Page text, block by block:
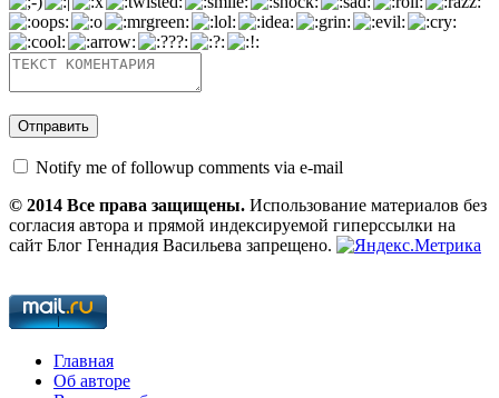
Notify me of followup comments via e-mail
© 2014 Все права защищены. Использование материалов без
согласия автора и прямой индексируемой гиперссылки на
сайт Блог Геннадия Васильева запрещено.
Главная
Об авторе